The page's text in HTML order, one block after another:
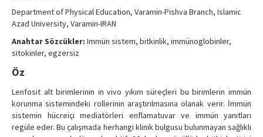
Copyright Transfer Form
Contact Us
Department of Physical Education, Varamin-Pishva Branch, Islamic
Azad University, Varamin-IRAN
Anahtar Sözcükler: Immün sistem, bitkinlik, immünoglobinler,
sitokinler, egzersiz
Öz
Lenfosit alt birimlerinin in vivo yıkım süreçleri bu birimlerin immün
korunma sistemindeki rollerinin araştırılmasına olanak verir. İmmün
sistemin hücreiçi mediatörleri enflamatuvar ve immün yanıtları
regüle eder. Bu çalışmada herhangi klinik bulgusu bulunmayan sağlıklı